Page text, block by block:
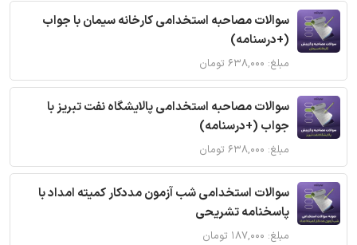
سوالات مصاحبه استخدامی کارخانه سیمان با جواب
(+درسنامه)
مبلغ: ۶۳۸,۰۰۰ تومان
سوالات مصاحبه استخدامی پالایشگاه نفت تبریز با
جواب (+درسنامه)
مبلغ: ۶۳۸,۰۰۰ تومان
سوالات استخدامی شب آزمون مددکار کمیته امداد با
پاسخنامه تشریحی
مبلغ: ۱۸۷,۰۰۰ تومان